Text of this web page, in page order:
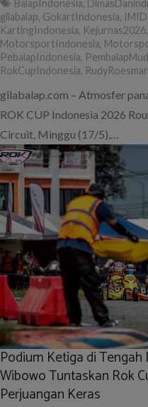
BalapIndonesia,
gilabalap, GokartIndonesia,
KartingIndonesia, Kejurnas2026,
MotorsportIndonesia,
PebalapIndonesia,
RokCupIndonesia,
gilabalap.com – Atmosfer
ROK CUP Indonesia 2026
Circuit, Minggu (17/5),…
Podium Ketiga di
Wibowo Tuntaskan Rok
Perjuangan Keras